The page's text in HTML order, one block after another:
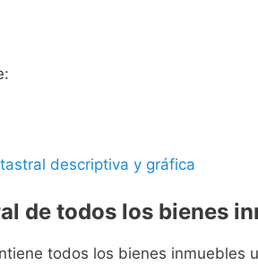
descriptiva y gráfica
de todos los bienes
todos los bienes